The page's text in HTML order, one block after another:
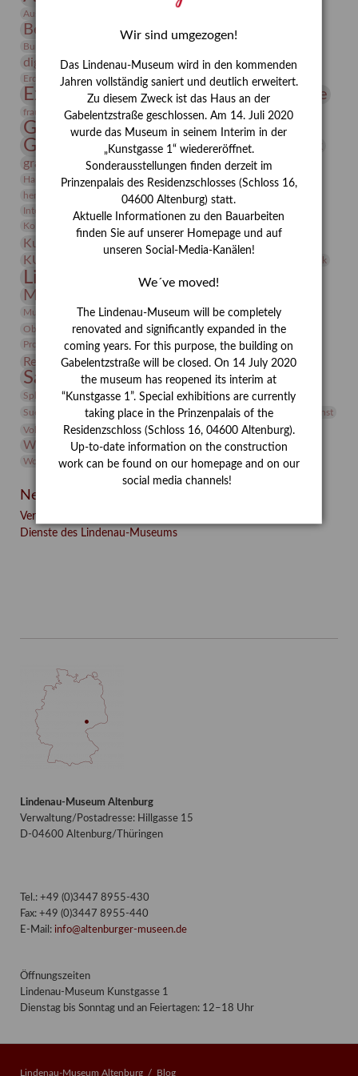
Ausstellung „Vier Winde“
Bernhard August von Lindenau
Burg Posterstein
digitallabor Entartete Kunst
Enteignung
Erdmann Julius Dietrich
Erlebnisportal estrusker Exlibris
Expressionismus Festrede Florenz Fotografie
frauen Frauen in der Antike und heute
Gerhard-Altenbourg-Preis
Gerhard Altenbourg
Gerhard Kurt Müller
grafische sammlung griechische Mythologie
Hanns-Conon von der Gabelentz Heinrich Kirchhoff Heldinnen
herman de vries Humboldt
Insekten
Integriertes Schädlingsmanagement
Jahresempfang
Kolosseum
Kunst
Kunstmuseum Kunstvermittlung Kunst von Kühl
KUNSTWAND Künstler Lehmbruck
Lindenau-Museum Marstall
Museumsgeschichte
Museumspädagogik Mäzen Napoleon Natur
Neue Remise
Objekt im Fokus
Paul Klee Peter Schnürpel Phelloplastik
Pohlhof
Provenienz
Provenienzforschung
Restaurierung Restitution Rudi Lesser Ruth Wolf-Rehfeld
Sammlung Samstagszeichner Skulptur
Sonderausstellung
Sphinx
studio Studio Bildende Kunst
studioDIGITAL
Suermondt-Ludwig-Museum
Vermittlung Video
Videokunst
Volontariat
Walter Rheiner Weihnachten Werefkin
Werkbetrachtung Winter Wissenschaft
Wolf and Dog
Wolf und Hund
Zirkuswoche
Neueste Beiträge
Verschenkt, verkauft, vergessen? – Kunstdetektivinnen im
Dienste des Lindenau-Museums
Lindenau-Museum Altenburg
Verwaltung/Postadresse: Hillgasse 15
D-04600 Altenburg/Thüringen
Tel.: +49 (0)3447 8955-430
Fax: +49 (0)3447 8955-440
E-Mail: info@altenburger-museen.de
Öffnungszeiten
Lindenau-Museum Kunstgasse 1
Dienstag bis Sonntag und an Feiertagen: 12–18 Uhr
Lindenau-Museum Altenburg Blog
Wir sind umgezogen!
Das Lindenau-Museum wird in den kommenden
Jahren vollständig saniert und deutlich erweitert.
Zu diesem Zweck ist das Haus an der
Gabelentzstraße geschlossen. Am 14. Juli 2020
wurde das Museum in seinem Interim in der
„Kunstgasse 1“ wiedereröffnet.
Sonderausstellungen finden derzeit im
Prinzenpalais des Residenzschlosses (Schloss 16,
04600 Altenburg) statt.
Aktuelle Informationen zu den Bauarbeiten
finden Sie auf unserer Homepage und auf
unseren Social-Media-Kanälen!
We´ve moved!
The Lindenau-Museum will be completely
renovated and significantly expanded in the
coming years. For this purpose, the building on
Gabelentzstraße will be closed. On 14 July 2020
the museum has reopened its interim at
“Kunstgasse 1”. Special exhibitions are currently
taking place in the Prinzenpalais of the
Residenzschloss (Schloss 16, 04600 Altenburg).
Up-to-date information on the construction
work can be found on our homepage and on our
social media channels!